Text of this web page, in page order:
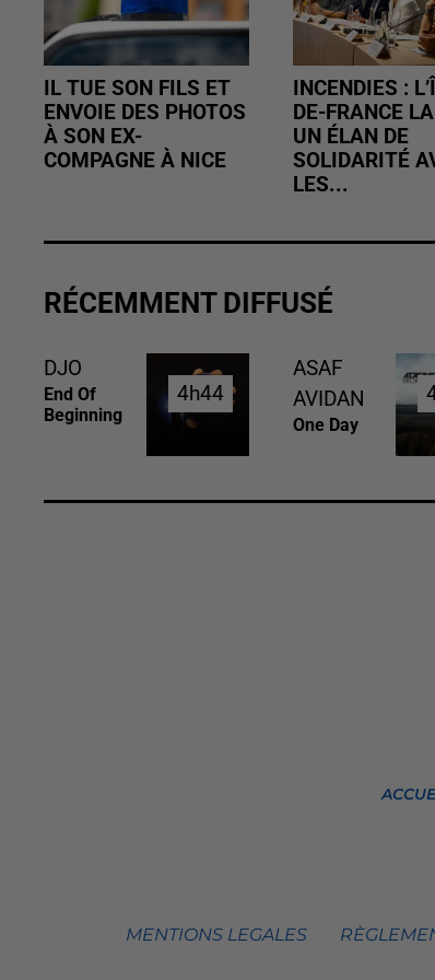
IL TUE SON FILS ET
ENVOIE DES PHOTOS
À SON EX-
COMPAGNE À NICE
INCENDIES :
DE-FRANCE
UN ÉLAN DE
SOLIDARITÉ
LES...
RÉCEMMENT DIFFUSÉ
DJO
End Of
Beginning
4h44
4h44
ASAF
AVIDAN
One Day
MENTIONS LEGALES